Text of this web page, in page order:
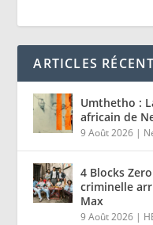
ARTICLES
Umthetho :
africain de
9 Août 2026 |
4 Blocks
criminelle
Max
9 Août 2026 |